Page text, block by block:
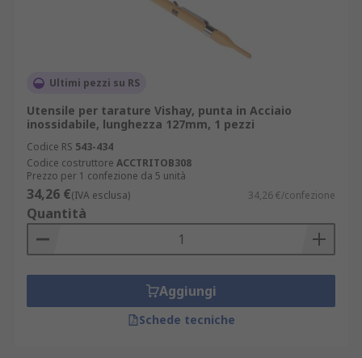
Ultimi pezzi su RS
Utensile per tarature Vishay, punta in Acciaio
inossidabile, lunghezza 127mm, 1 pezzi
Codice RS 543-434
Codice costruttore ACCTRITOB308
Prezzo per 1 confezione da 5 unità
34,26 €(IVA esclusa) 34,26 €/confezione
Quantità
Aggiungi
Schede tecniche